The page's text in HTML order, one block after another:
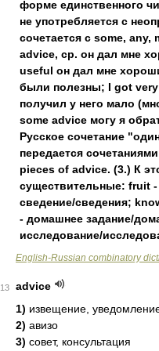
форме единственного
не употребляется с
сочетается с some,
advice, ср. он дал мне
useful он дал мне
были полезны; I got
получил у него мало
some advice могу я
Русское сочетание
передается
pieces of advice. (3.) К
существительные: fruit
сведение/сведения;
- домашнее задание/
исследование/
English-Russian combinatory
13
advice
1) извещение,
2) авизо
3) совет, консультация